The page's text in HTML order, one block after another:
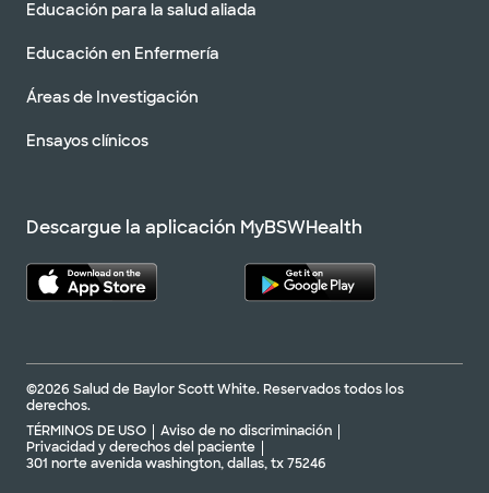
Educación para la salud aliada
Educación en Enfermería
Áreas de Investigación
Ensayos clínicos
Descargue la aplicación MyBSWHealth
©2026 Salud de Baylor Scott White. Reservados todos los
derechos.
TÉRMINOS DE USO
Aviso de no discriminación
Privacidad y derechos del paciente
301 norte avenida washington, dallas, tx 75246